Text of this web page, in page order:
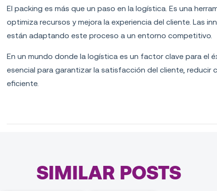
El packing es más que un paso en la logística. Es una
optimiza recursos y mejora la experiencia del cliente. Las
están adaptando este proceso a un entorno competitivo.
En un mundo donde la logística es un factor clave para el
esencial para garantizar la satisfacción del cliente,
eficiente.
SIMILAR POSTS